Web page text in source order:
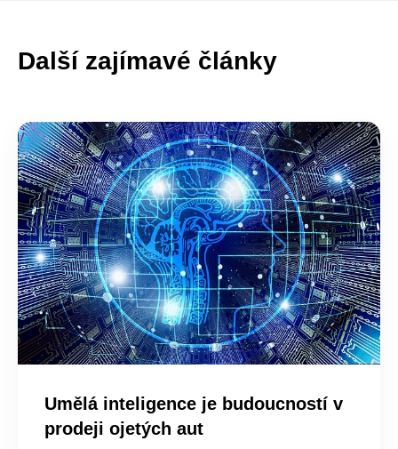
Další zajímavé články
Umělá inteligence je budoucností v
prodeji ojetých aut